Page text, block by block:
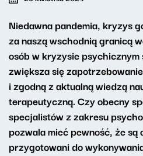
Niedawna pandemia, kryzys
za naszą wschodnią granicą
osób w kryzysie
zwiększa się
i zgodną z aktualną wiedzą
terapeutyczną. Czy obecny
specjalistów z zakresu
pozwala mieć pewność, że są
przygotowani do